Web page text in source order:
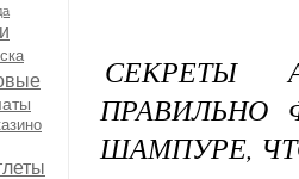
СЕКРЕТЫ
ПРАВИЛЬНО
ШАМПУРЕ,